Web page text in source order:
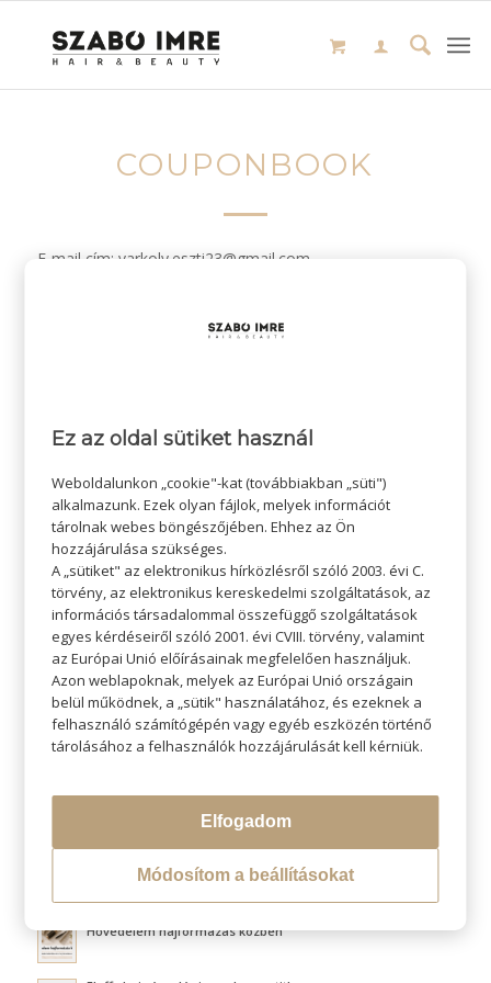
COUPONBOOK
E-mail cím: varkoly.eszti23@gmail.com
2024-05-03 SZERZŐ:
KERESÉS
LEGÚJABB BLOGOK
Naturális hajfestés – Kíméletes megoldás az egészséges és
Átváltoztatjuk Program
Hővédelem hajformázás közben
Ez az oldal sütiket használ
Weboldalunkon „cookie"-kat (továbbiakban „süti")
alkalmazunk. Ezek olyan fájlok, melyek információt
tárolnak webes böngészőjében. Ehhez az Ön
hozzájárulása szükséges.
A „sütiket" az elektronikus hírközlésről szóló 2003. évi C.
törvény, az elektronikus kereskedelmi szolgáltatások, az
információs társadalommal összefüggő szolgáltatások
egyes kérdéseiről szóló 2001. évi CVIII. törvény, valamint
az Európai Unió előírásainak megfelelően használjuk.
Azon weblapoknak, melyek az Európai Unió országain
belül működnek, a „sütik" használatához, és ezeknek a
felhasználó számítógépén vagy egyéb eszközén történő
tárolásához a felhasználók hozzájárulását kell kérniük.
Elfogadom
Módosítom a beállításokat